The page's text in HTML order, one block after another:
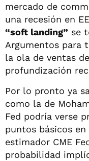
mercado de
una recesión en
“soft landing” se
Argumentos para
la ola de ventas
profundización
Por lo pronto ya
como la de
Fed podría verse
puntos básicos
estimador CME
probabilidad